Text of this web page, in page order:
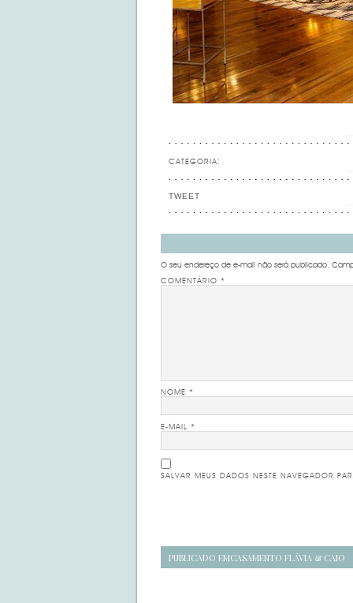
CATEGORIA:
TWEET
O seu endereço de e-mail não será publicado.
COMENTÁRIO *
NOME *
E-MAIL *
SALVAR MEUS DADOS NESTE NAVEGADOR
Navegação
PUBLICADO EMCASAMENTO FLÁVIA & CAIO